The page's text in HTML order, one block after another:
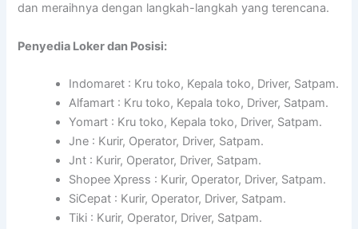
dan meraihnya dengan langkah-langkah yang terencana.
Penyedia Loker dan Posisi:
Indomaret : Kru toko, Kepala toko, Driver, Satpam.
Alfamart : Kru toko, Kepala toko, Driver, Satpam.
Yomart : Kru toko, Kepala toko, Driver, Satpam.
Jne : Kurir, Operator, Driver, Satpam.
Jnt : Kurir, Operator, Driver, Satpam.
Shopee Xpress : Kurir, Operator, Driver, Satpam.
SiCepat : Kurir, Operator, Driver, Satpam.
Tiki : Kurir, Operator, Driver, Satpam.